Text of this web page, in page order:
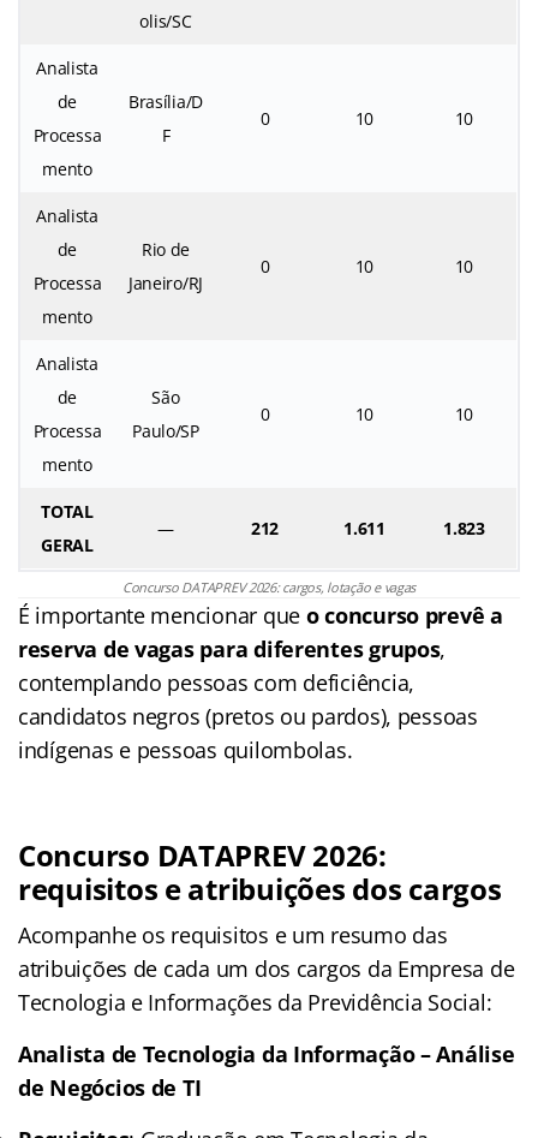
olis/SC
Analista
de
Processa
mento
Brasília/D
F
0 10 10
Analista
de
Processa
mento
Rio de
Janeiro/RJ
0 10 10
Analista
de
Processa
mento
São
Paulo/SP
0 10 10
TOTAL
GERAL
— 212 1.611 1.823
Concurso DATAPREV 2026: cargos, lotação e vagas
É importante mencionar queo concurso prevê a
reserva de vagas para diferentes grupos,
contemplando pessoas com deficiência,
candidatos negros (pretos ou pardos), pessoas
indígenas e pessoas quilombolas.
Concurso DATAPREV 2026:
requisitos e atribuições dos cargos
Acompanhe os requisitos e um resumo das
atribuições de cada um dos cargos da Empresa de
Tecnologia e Informações da Previdência Social:
Analista de Tecnologia da Informação – Análise
de Negócios de TI